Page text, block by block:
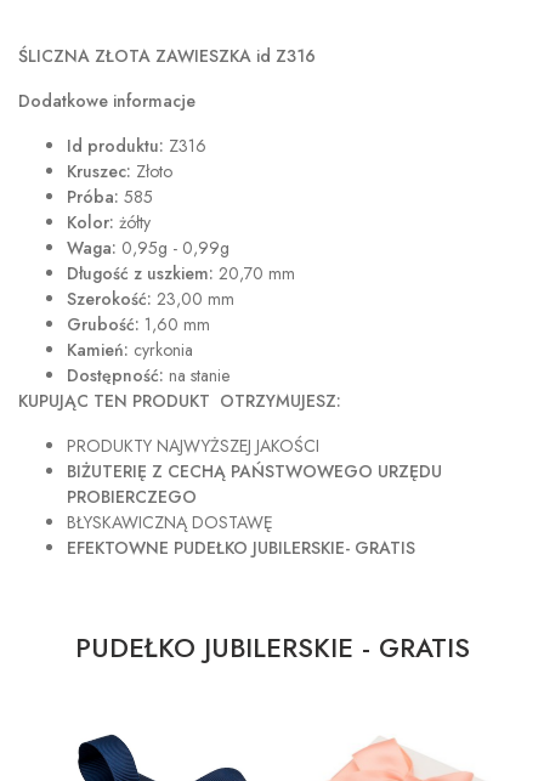
ŚLICZNA ZŁOTA ZAWIESZKA id Z316
Dodatkowe informacje
Id produktu: Z316
Kruszec: Złoto
Próba: 585
Kolor: żółty
Waga: 0,95g - 0,99g
Długość z uszkiem: 20,70 mm
Szerokość: 23,00 mm
Grubość: 1,60 mm
Kamień: cyrkonia
Dostępność: na stanie
KUPUJĄC TEN PRODUKT OTRZYMUJESZ:
PRODUKTY NAJWYŻSZEJ JAKOŚCI
BIŻUTERIĘ Z CECHĄ PAŃSTWOWEGO URZĘDU
PROBIERCZEGO
BŁYSKAWICZNĄ DOSTAWĘ
EFEKTOWNE PUDEŁKO JUBILERSKIE- GRATIS
PUDEŁKO JUBILERSKIE - GRATIS